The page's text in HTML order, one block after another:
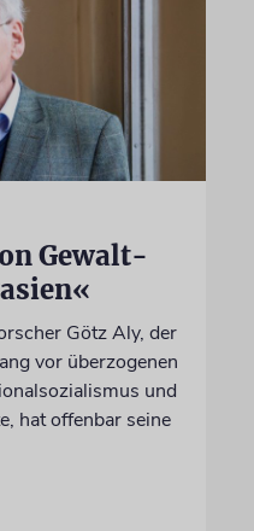
Gewalt-
Götz Aly, der
vor überzogenen
und
hat offenbar seine